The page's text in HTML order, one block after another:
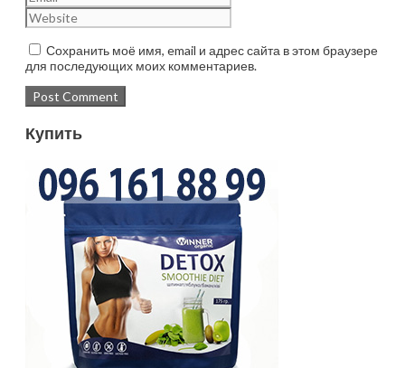
Сохранить моё имя, email и адрес сайта в этом браузере
для последующих моих комментариев.
Купить